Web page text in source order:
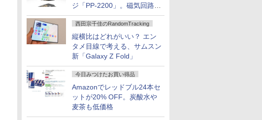
ジ「PP-2200」。磁気回路や
ハウジングを根本から見直し
西田宗千佳のRandomTracking
縦横比はどれがいい？ エン
タメ目線で考える、サムスン
新「Galaxy Z Fold」
今日みつけたお買い得品
Amazonでレッドブル24本セ
ットが20% OFF。炭酸水や
麦茶も低価格